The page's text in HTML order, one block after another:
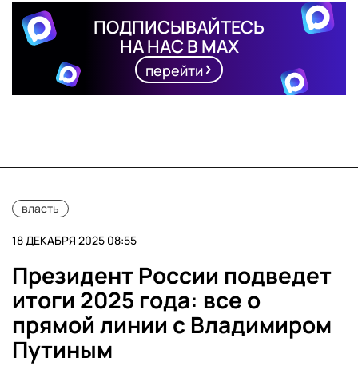
ПОДПИСЫВАЙТЕСЬ
НА НАС В MAX
перейти
власть
18 ДЕКАБРЯ 2025 08:55
Президент России подведет
итоги 2025 года: все о
прямой линии с Владимиром
Путиным